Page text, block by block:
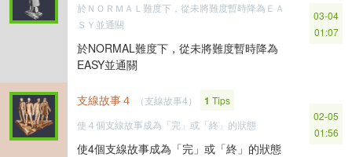
於ＮＯＲＭＡＬ難度下，從未將難度暫時降為ＥＡ
ＳＹ並通關
於NORMAL難度下，從未將難度暫時降為
EASY並通關
03-04
01:07
支線故事４ （支線故事4） 1 Tips
使４個支線故事成為「完」或「終」的狀態
使4個支線故事成為「完」或「終」的狀態
02-05
01:56